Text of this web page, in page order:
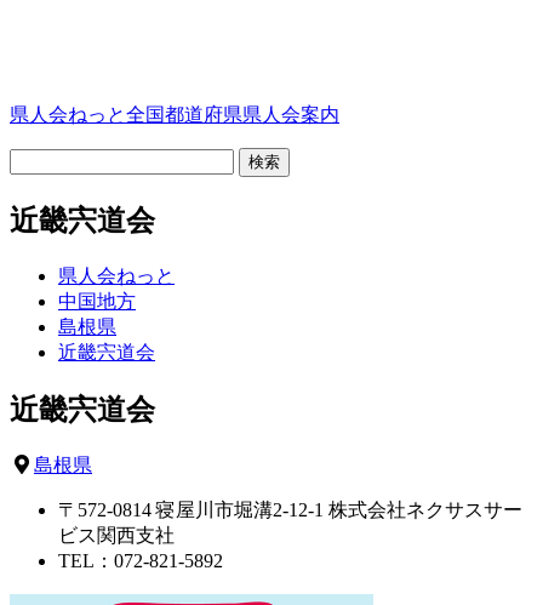
県人会ねっと全国都道府県県人会案内
近畿宍道会
県人会ねっと
中国地方
島根県
近畿宍道会
近畿宍道会
島根県
〒572-0814 寝屋川市堀溝2-12-1 株式会社ネクサスサー
ビス関西支社
TEL：072-821-5892